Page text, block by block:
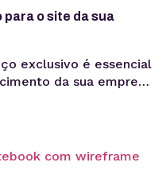
para o site da sua
exclusivo é essencial
da sua empresa
qual extensão faz
o primeiro passo é